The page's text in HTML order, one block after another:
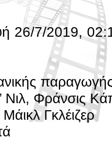
26/7/2019,
Νιλ, Φράνσις
Γκλέιζερ